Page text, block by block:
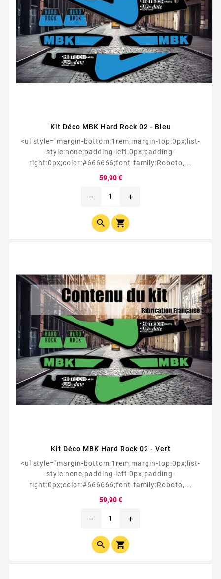
Kit Déco MBK Hard Rock 02 - Bleu
<ul style="margin-bottom:1rem;margin-top:0px;list-
style:none;padding-left:0px;padding-
right:0px;color:#666666;font-family:Roboto,...
59,90 €Prix
remove add
 
Kit Déco MBK Hard Rock 02 - Vert
<ul style="margin-bottom:1rem;margin-top:0px;list-
style:none;padding-left:0px;padding-
right:0px;color:#666666;font-family:Roboto,...
59,90 €Prix
remove add
 